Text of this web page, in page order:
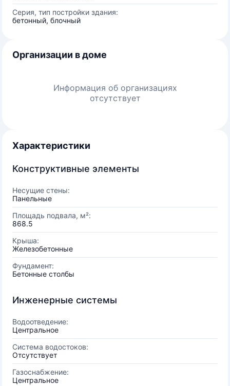
Серия, тип постройки здания:
бетонный, блочный
Организации в доме
Информация об организациях
отсутствует
Характеристики
Конструктивные элементы
Несущие стены:
Панельные
Площадь подвала, м²:
868.5
Крыша:
Железобетонные
Фундамент:
Бетонные столбы
Инженерные системы
Водоотведение:
Центральное
Система водостоков:
Отсутствует
Газоснабжение:
Центральное